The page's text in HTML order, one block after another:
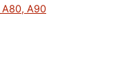
A80, A90